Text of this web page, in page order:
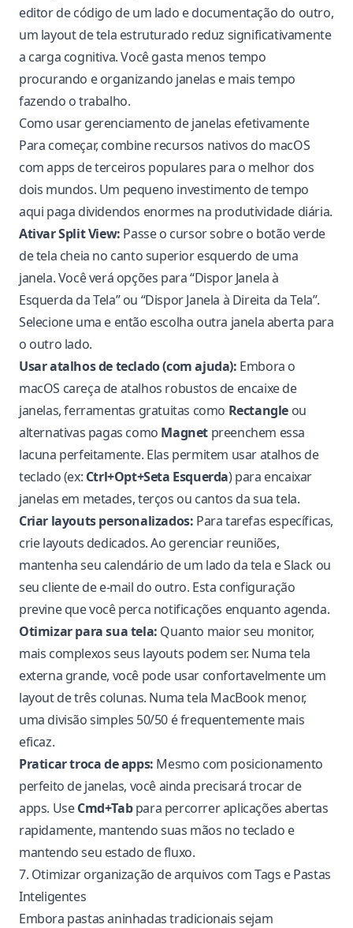
editor de código de um lado e documentação do outro,
um layout de tela estruturado reduz significativamente
a carga cognitiva. Você gasta menos tempo
procurando e organizando janelas e mais tempo
fazendo o trabalho.
Como usar gerenciamento de janelas efetivamente
Para começar, combine recursos nativos do macOS
com apps de terceiros populares para o melhor dos
dois mundos. Um pequeno investimento de tempo
aqui paga dividendos enormes na produtividade diária.
Ativar Split View: Passe o cursor sobre o botão verde
de tela cheia no canto superior esquerdo de uma
janela. Você verá opções para “Dispor Janela à
Esquerda da Tela” ou “Dispor Janela à Direita da Tela”.
Selecione uma e então escolha outra janela aberta para
o outro lado.
Usar atalhos de teclado (com ajuda): Embora o
macOS careça de atalhos robustos de encaixe de
janelas, ferramentas gratuitas como Rectangle ou
alternativas pagas como Magnet preenchem essa
lacuna perfeitamente. Elas permitem usar atalhos de
teclado (ex: Ctrl+Opt+Seta Esquerda) para encaixar
janelas em metades, terços ou cantos da sua tela.
Criar layouts personalizados: Para tarefas específicas,
crie layouts dedicados. Ao gerenciar reuniões,
mantenha seu calendário de um lado da tela e Slack ou
seu cliente de e-mail do outro. Esta configuração
previne que você perca notificações enquanto agenda.
Otimizar para sua tela: Quanto maior seu monitor,
mais complexos seus layouts podem ser. Numa tela
externa grande, você pode usar confortavelmente um
layout de três colunas. Numa tela MacBook menor,
uma divisão simples 50/50 é frequentemente mais
eficaz.
Praticar troca de apps: Mesmo com posicionamento
perfeito de janelas, você ainda precisará trocar de
apps. UseCmd+Tabpara percorrer aplicações abertas
rapidamente, mantendo suas mãos no teclado e
mantendo seu estado de fluxo.
7. Otimizar organização de arquivos com Tags e Pastas
Inteligentes
Embora pastas aninhadas tradicionais sejam